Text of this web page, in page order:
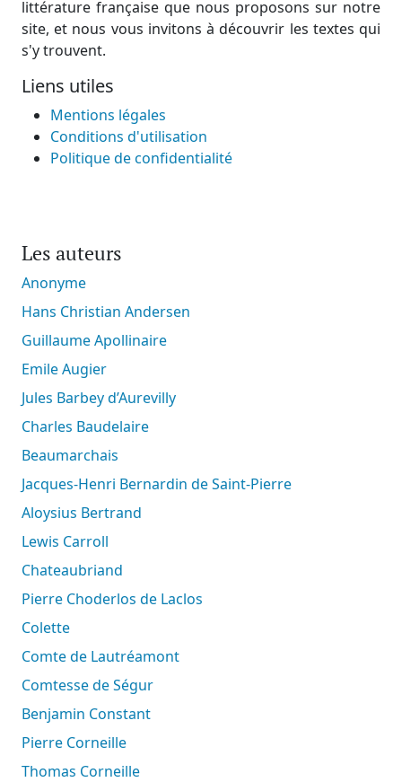
littérature française que nous proposons sur notre
site, et nous vous invitons à découvrir les textes qui
s'y trouvent.
Liens utiles
Mentions légales
Conditions d'utilisation
Politique de confidentialité
Les auteurs
Anonyme
Hans Christian Andersen
Guillaume Apollinaire
Emile Augier
Jules Barbey d’Aurevilly
Charles Baudelaire
Beaumarchais
Jacques-Henri Bernardin de Saint-Pierre
Aloysius Bertrand
Lewis Carroll
Chateaubriand
Pierre Choderlos de Laclos
Colette
Comte de Lautréamont
Comtesse de Ségur
Benjamin Constant
Pierre Corneille
Thomas Corneille